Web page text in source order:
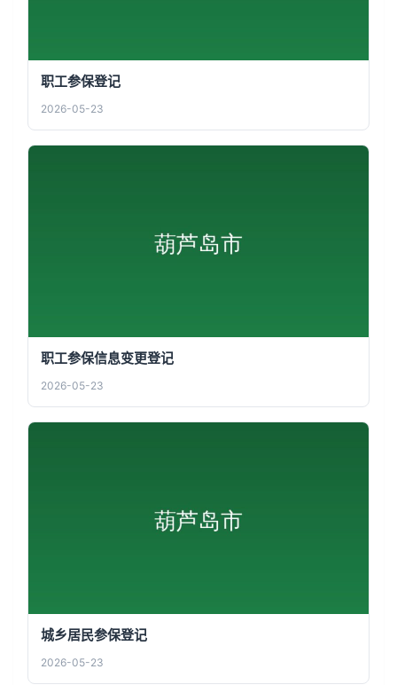
职工参保登记
2026-05-23
职工参保信息变更登记
2026-05-23
城乡居民参保登记
2026-05-23